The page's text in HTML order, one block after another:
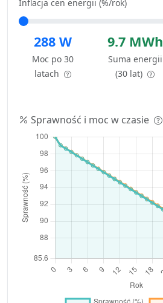
Inflacja cen energii (%/rok)
288 W
Moc po 30
latach
9.7 MWh
Suma energii
(30 lat)
Sprawność i moc w czasie